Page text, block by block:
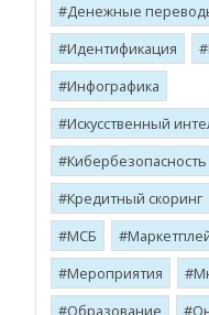
Денежные
Идентификация
Инфографика
Искусственный
Кибербезопасность
Кредитный скоринг
МСБ
Мероприятия
Образование